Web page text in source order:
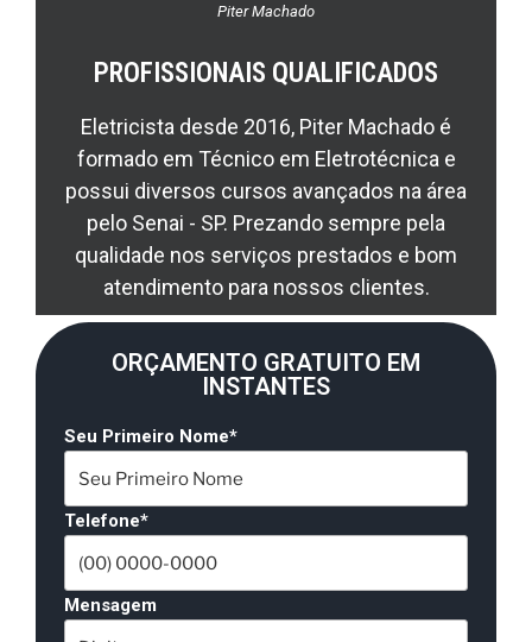
Piter Machado
PROFISSIONAIS QUALIFICADOS
Eletricista desde 2016, Piter Machado é
formado em Técnico em Eletrotécnica e
possui diversos cursos avançados na área
pelo Senai - SP. Prezando sempre pela
qualidade nos serviços prestados e bom
atendimento para nossos clientes.
ORÇAMENTO GRATUITO EM
INSTANTES
Seu Primeiro Nome*
Telefone*
Mensagem